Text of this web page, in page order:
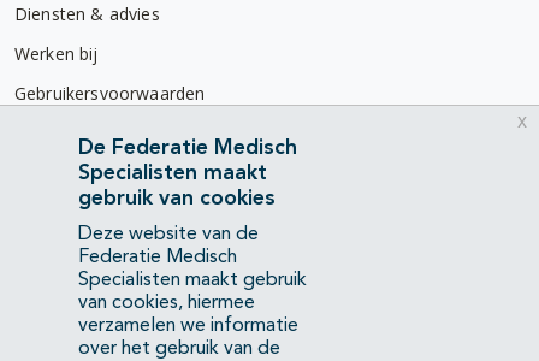
Diensten & advies
Werken bij
Gebruikersvoorwaarden
Privacyverklaring
Contact
Mercatorlaan 1200
3528 BL Utrecht
(088) 505 34 34
info@richtlijnendatabase.nl
De Federatie Medisch
Specialisten maakt
gebruik van cookies
Deze website van de
Federatie Medisch
Specialisten maakt gebruik
van cookies, hiermee
verzamelen we informatie
over het gebruik van de
x